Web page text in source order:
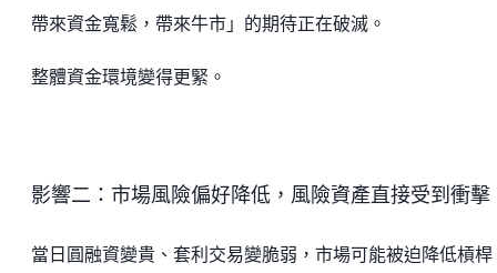
帶來資金寬鬆，帶來牛市」的期待正在破滅。
整體資金環境變得更緊。
影響二：市場風險偏好降低，風險資產直接受到衝擊
當日圓融資變貴、套利交易變脆弱，市場可能被迫降低槓桿